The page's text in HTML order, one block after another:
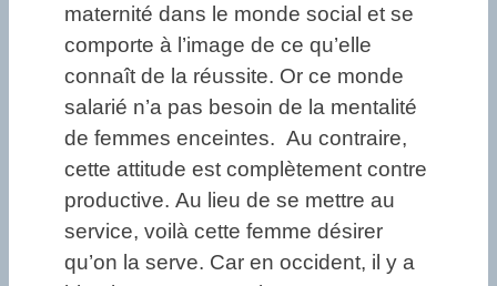
maternité dans le monde social et se
comporte à l’image de ce qu’elle
connaît de la réussite. Or ce monde
salarié n’a pas besoin de la mentalité
de femmes enceintes. Au contraire,
cette attitude est complètement contre
productive. Au lieu de se mettre au
service, voilà cette femme désirer
qu’on la serve. Car en occident, il y a